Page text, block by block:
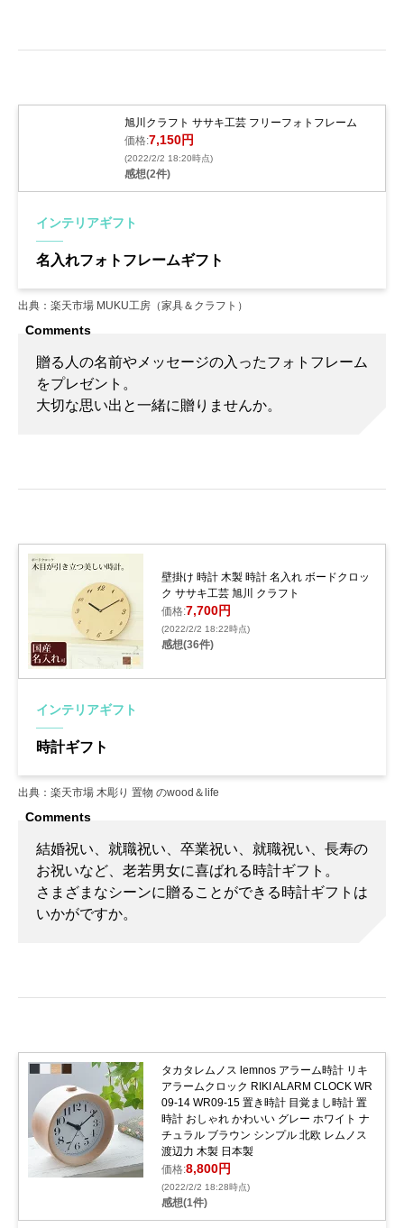
旭川クラフト ササキ工芸 フリーフォトフレーム
価格:7,150円
(2022/2/2 18:20時点)
感想(2件)
インテリアギフト
名入れフォトフレームギフト
出典：楽天市場 MUKU工房（家具＆クラフト）
贈る人の名前やメッセージの入ったフォトフレーム
をプレゼント。
大切な思い出と一緒に贈りませんか。
壁掛け 時計 木製 時計 名入れ ボードクロッ
ク ササキ工芸 旭川 クラフト
価格:7,700円
(2022/2/2 18:22時点)
感想(36件)
インテリアギフト
時計ギフト
出典：楽天市場 木彫り 置物 のwood＆life
結婚祝い、就職祝い、卒業祝い、就職祝い、長寿の
お祝いなど、老若男女に喜ばれる時計ギフト。
さまざまなシーンに贈ることができる時計ギフトは
いかがですか。
タカタレムノス lemnos アラーム時計 リキ
アラームクロック RIKI ALARM CLOCK WR
09-14 WR09-15 置き時計 目覚まし時計 置
時計 おしゃれ かわいい グレー ホワイト ナ
チュラル ブラウン シンプル 北欧 レムノス
渡辺力 木製 日本製
価格:8,800円
(2022/2/2 18:28時点)
感想(1件)